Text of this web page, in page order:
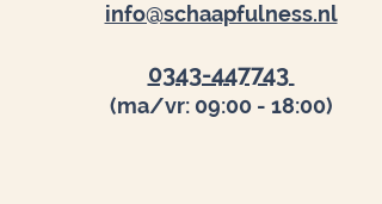
info@schaapfulness.nl
0343-447743
(ma/vr: 09:00 - 18:00)